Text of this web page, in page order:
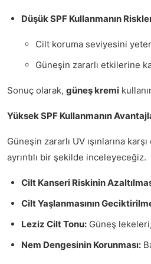
Düşük SPF Kullanmanın
Cilt koruma seviyesini
Güneşin zararlı etkilerine
Sonuç olarak, güneş kremi
Yüksek SPF Kullanmanın
Güneşin zararlı UV ışınlarına
ayrıntılı bir şekilde inceleyeceğiz.
Cilt Kanseri Riskinin
Cilt Yaşlanmasının
Leziz Cilt Tonu: Güneş
Nem Dengesinin Korunması: